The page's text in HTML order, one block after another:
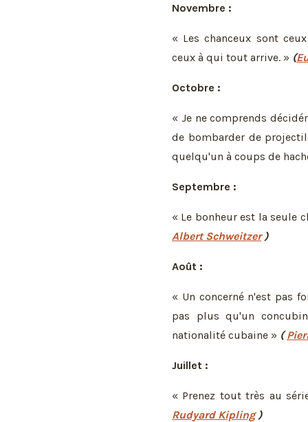
Novembre :
« Les chanceux sont
ceux à qui tout arrive. » (
Octobre :
« Je ne comprends
de bombarder de
quelqu'un à coups de
Septembre :
« Le bonheur est la seule
Albert Schweitzer)
Août :
« Un concerné n'est pas
pas plus qu'un
nationalité cubaine » (
Juillet :
« Prenez tout très au
Rudyard Kipling)